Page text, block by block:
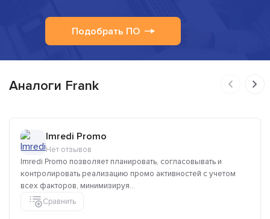
Подобрать ПО
Аналоги Frank
Imredi Promo
Нет отзывов
Imredi Promo позволяет планировать, согласовывать и
контролировать реализацию промо активностей с учетом
всех факторов, минимизируя...
Сравнить